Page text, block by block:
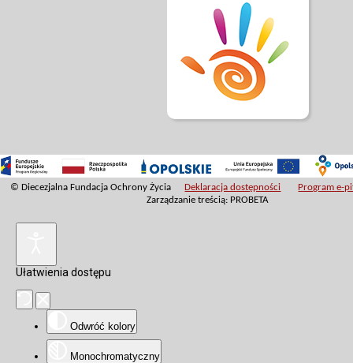
© Diecezjalna Fundacja Ochrony Życia Deklaracja dostępności
Program e-
Zarządzanie treścią: PROBETA
Ułatwienia dostępu
Odwróć kolory
Monochromatyczny